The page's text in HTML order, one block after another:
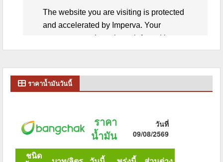
ราคาน้ำมันวันนี้